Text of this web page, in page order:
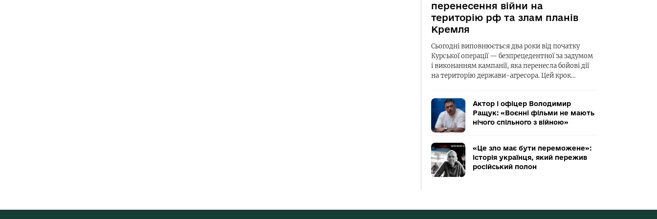
перенесення війни на
територію рф та злам планів
Кремля
Сьогодні виповнюється два роки від початку
Курської операції — безпрецедентної за задумом
і виконанням кампанії, яка перенесла бойові дії
на територію держави-агресора. Цей крок…
Актор і офіцер Володимир
Ращук: «Воєнні фільми не мають
нічого спільного з війною»
«Це зло має бути переможене»:
історія українця, який пережив
російський полон